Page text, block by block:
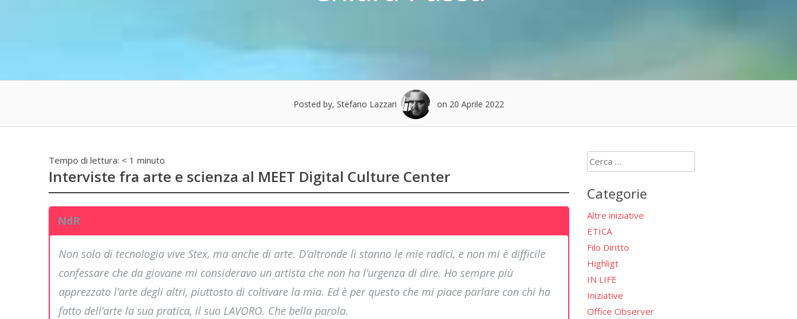
Posted by, Stefano Lazzari on 20 Aprile 2022
Tempo di lettura: < 1 minuto
Interviste fra arte e scienza al MEET Digital Culture Center
NdR
Non solo di tecnologia vive Stex, ma anche di arte. D’altronde lì stanno le mie radici, e non mi è difficile
confessare che da giovane mi consideravo un artista che non ha l’urgenza di dire. Ho sempre più
apprezzato l’arte degli altri, piuttosto di coltivare la mia. Ed è per questo che mi piace parlare con chi ha
fatto dell’arte la sua pratica, il suo LAVORO. Che bella parola.
Ricerca
per:
Categorie
Altre iniziative
ETICA
Filo Diritto
Highligt
IN LIFE
Iniziative
Office Observer